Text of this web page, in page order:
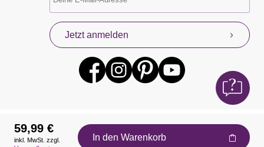
Jetzt anmelden
Auszeichnungen
59,99 €
inkl. MwSt. zzgl.
In den Warenkorb